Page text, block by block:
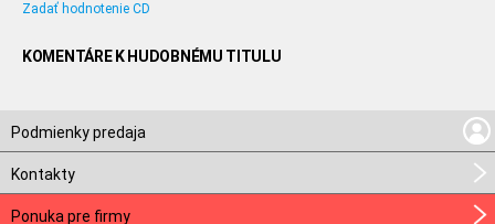
Zadať hodnotenie CD
KOMENTÁRE K HUDOBNÉMU TITULU
Podmienky predaja
Kontakty
Ponuka pre firmy